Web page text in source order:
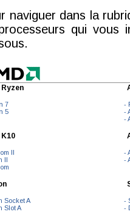
naviguer dans la
qui vous
7
5
-
-
-
II
II
-
-
Socket A
Slot A
-
-